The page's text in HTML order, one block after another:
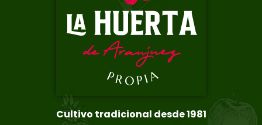
Cultivo tradicional desde 1981